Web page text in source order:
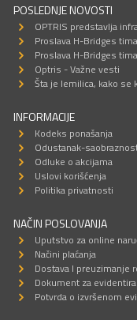
POSLEDNJE NOVOSTI
OPTRIS predstavlja
Proslava H-Bridges tima
Proslava H-Bridges tima
Optris - Važne vesti
Šta je lemilica, kako
INFORMACIJE
Kodeks ponašanja
Odustanak-
Odluke o akcijama
Uslovi korišćenja
Politika privatnosti
NAČIN POSLOVANJA
Uputstvo za online
Načini plaćanja
Dostava I preuzimanje
Dokument za
Potvrda o izvršenom